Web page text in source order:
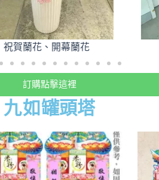
祝賀蘭花、開幕蘭花
訂購點擊這裡
九如 罐頭塔